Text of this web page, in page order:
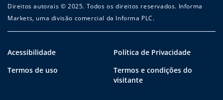
Direitos autorais © 2025. Todos os direitos reservados. Informa
Markets, uma divisão comercial da Informa PLC.
Acessibilidade
Política de Privacidade
Termos de uso
Termos e condições do
visitante